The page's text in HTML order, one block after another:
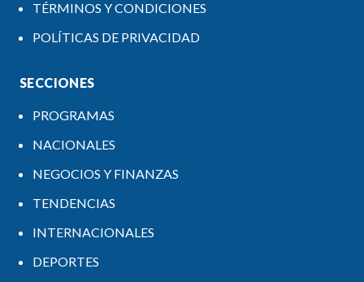
TÉRMINOS Y CONDICIONES
POLÍTICAS DE PRIVACIDAD
SECCIONES
PROGRAMAS
NACIONALES
NEGOCIOS Y FINANZAS
TENDENCIAS
INTERNACIONALES
DEPORTES